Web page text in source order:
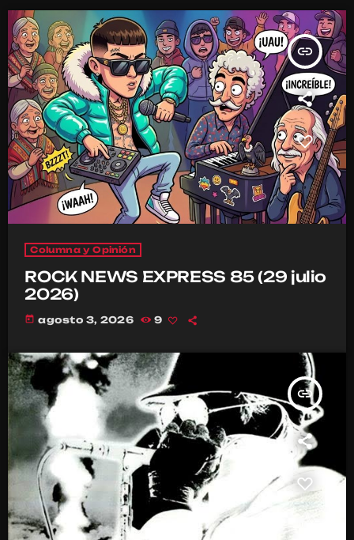
insert_link
Columna y Opinión
ROCK NEWS EXPRESS 85 (29 julio
2026)
today agosto 3, 2026 9
insert_link